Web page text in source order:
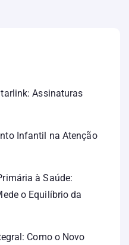
Assinaturas
Infantil na Atenção
à Saúde:
o Equilíbrio da
Como o Novo